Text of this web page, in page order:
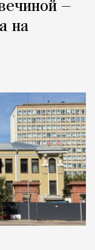
—
на